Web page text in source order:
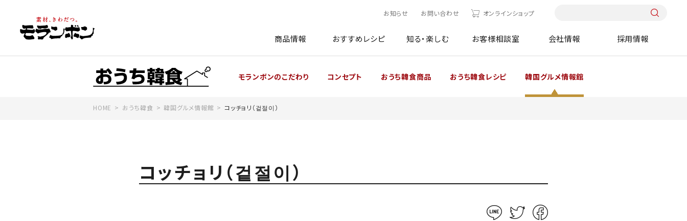
お知らせ お問い合わせ オンラインショップ
商品情報 おすすめレシピ 知る・楽しむ お客様相談室 会社情報 採用情報
モランボンのこだわり コンセプト おうち韓食商品 おうち韓食レシピ 韓国グルメ情報館
HOME おうち韓食 韓国グルメ情報館 コッチョリ（겉절이）
コッチョリ（겉절이）